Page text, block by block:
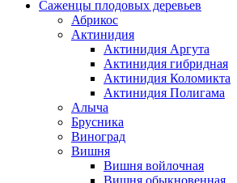
Саженцы плодовых деревьев
Абрикос
Актинидия
Актинидия Аргута
Актинидия гибридная
Актинидия Коломикта
Актинидия Полигама
Алыча
Брусника
Виноград
Вишня
Вишня войлочная
Вишня обыкновенная